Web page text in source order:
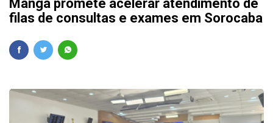
Manga promete acelerar atendimento de
filas de consultas e exames em Sorocaba